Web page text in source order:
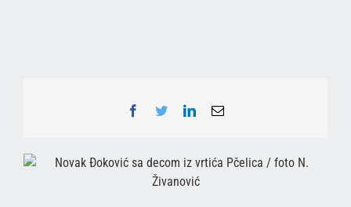
Facebook
TwitterLinkedInEmail